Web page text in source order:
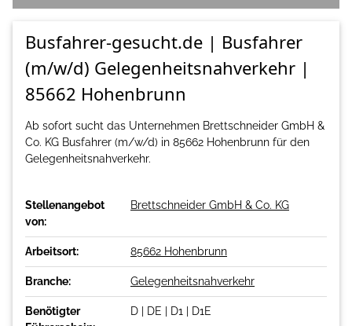
Busfahrer-gesucht.de | Busfahrer
(m/w/d) Gelegenheitsnahverkehr |
85662 Hohenbrunn
Ab sofort sucht das Unternehmen Brettschneider GmbH &
Co. KG Busfahrer (m/w/d) in 85662 Hohenbrunn für den
Gelegenheitsnahverkehr.
Stellenangebot
von:
Brettschneider GmbH & Co. KG
Arbeitsort: 85662 Hohenbrunn
Branche: Gelegenheitsnahverkehr
Benötigter
D | DE | D1 | D1E